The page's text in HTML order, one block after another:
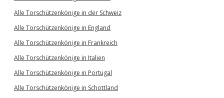
Alle Torschützenkönige in der Schweiz
Alle Torschützenkönige in England
Alle Torschützenkönige in Frankreich
Alle Torschützenkönige in Italien
Alle Torschützenkönige in Portugal
Alle Torschützenkönige in Schottland